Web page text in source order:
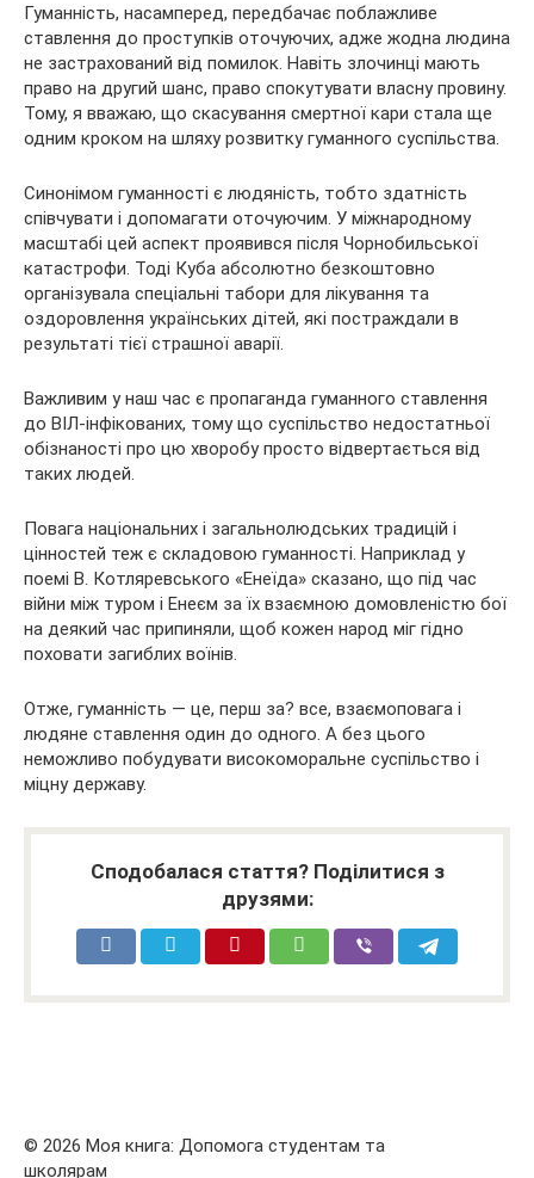
Гуманність, насамперед, передбачає поблажливе
ставлення до проступків оточуючих, адже жодна людина
не застрахований від помилок. Навіть злочинці мають
право на другий шанс, право спокутувати власну провину.
Тому, я вважаю, що скасування смертної кари стала ще
одним кроком на шляху розвитку гуманного суспільства.
Синонімом гуманності є людяність, тобто здатність
співчувати і допомагати оточуючим. У міжнародному
масштабі цей аспект проявився після Чорнобильської
катастрофи. Тоді Куба абсолютно безкоштовно
організувала спеціальні табори для лікування та
оздоровлення українських дітей, які постраждали в
результаті тієї страшної аварії.
Важливим у наш час є пропаганда гуманного ставлення
до ВІЛ-інфікованих, тому що суспільство недостатньої
обізнаності про цю хворобу просто відвертається від
таких людей.
Повага національних і загальнолюдських традицій і
цінностей теж є складовою гуманності. Наприклад у
поемі В. Котляревського «Енеїда» сказано, що під час
війни між туром і Енеєм за їх взаємною домовленістю бої
на деякий час припиняли, щоб кожен народ міг гідно
поховати загиблих воїнів.
Отже, гуманність — це, перш за? все, взаємоповага і
людяне ставлення один до одного. А без цього
неможливо побудувати високоморальне суспільство і
міцну державу.
Сподобалася стаття? Поділитися з
друзями:
© 2026 Моя книга: Допомога студентам та
школярам